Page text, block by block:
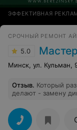
ЭФФЕКТИВНАЯ
СРОЧНЫЙ РЕМОНТ
5.0
Минск, ул. Кульман,
Отзыв. Который
делают - замену
экономят мои
профессионализм
Заменили стекло